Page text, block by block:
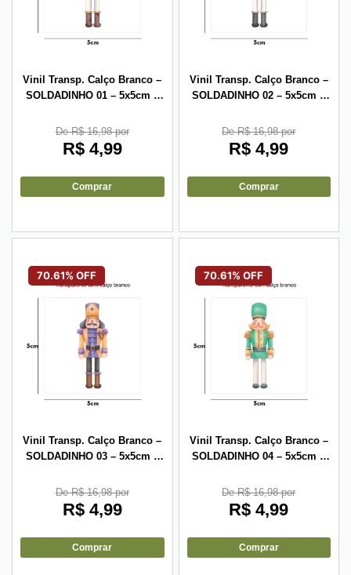
Vinil Transp. Calço Branco –
SOLDADINHO 01 – 5x5cm –
De R$ 16,98 por
R$4,99
Comprar
Vinil Transp. Calço Branco –
SOLDADINHO 02 – 5x5cm –
De R$ 16,98 por
R$ 4,99
Comprar
70.61% OFF
Vinil Transp. Calço Branco –
SOLDADINHO 03 – 5x5cm –
De R$ 16,98 por
R$4,99
Comprar
70.61% OFF
Vinil Transp. Calço Branco –
SOLDADINHO 04 – 5x5cm –
De R$ 16,98 por
R$ 4,99
Comprar